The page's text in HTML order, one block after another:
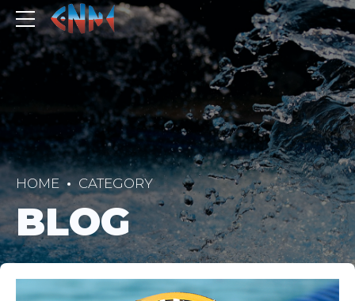
HOME CATEGORY
BLOG